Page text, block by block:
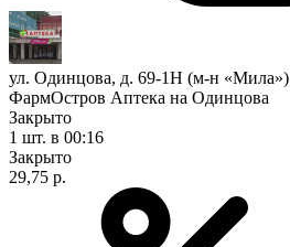
ул. Одинцова, д. 69-1Н (м-н «Мила»)
ФармОстров Аптека на Одинцова
Закрыто
1 шт. в 00:16
Закрыто
29,75 р.